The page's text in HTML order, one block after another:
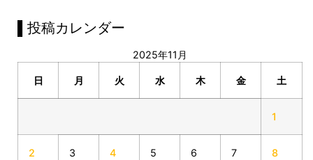
▌投稿カレンダー
2025年11月
日 月 火 水 木 金 土
1
2 3 4 5 6 7 8